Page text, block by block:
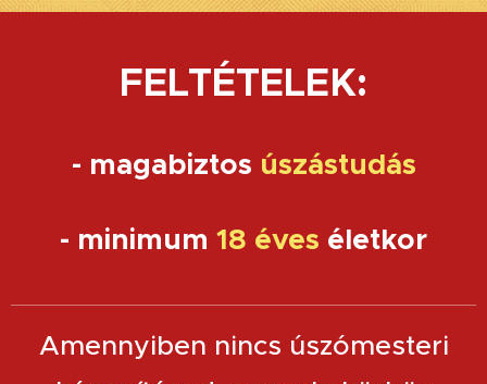
FELTÉTELEK:
- magabiztos úszástudás
- minimum 18 éves életkor
Amennyiben nincs úszómesteri